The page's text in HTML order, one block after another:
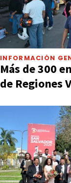
INFORMACIÓN
Más de 300
de Regiones